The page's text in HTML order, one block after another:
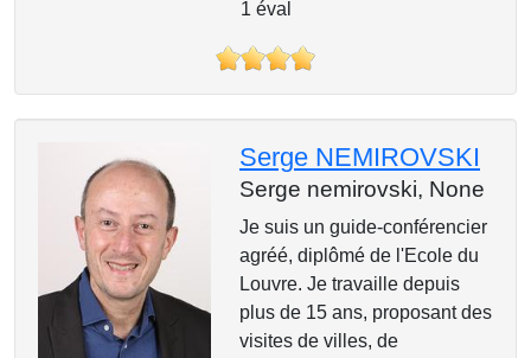
1 éval
Serge NEMIROVSKI
Serge nemirovski, None
Je suis un guide-conférencier
agréé, diplômé de l'Ecole du
Louvre. Je travaille depuis
plus de 15 ans, proposant des
visites de villes, de